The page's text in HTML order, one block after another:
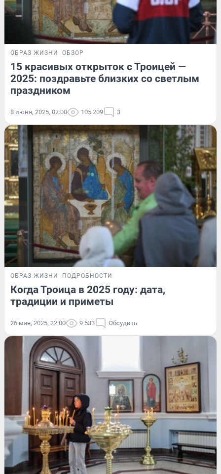
ОБРАЗ ЖИЗНИ ОБЗОР
15 красивых открыток с Троицей —
2025: поздравьте близких со светлым
праздником
8 июня, 2025, 02:00 105 209 3
ОБРАЗ ЖИЗНИ ПОДРОБНОСТИ
Когда Троица в 2025 году: дата,
традиции и приметы
26 мая, 2025, 22:00 9 533 Обсудить